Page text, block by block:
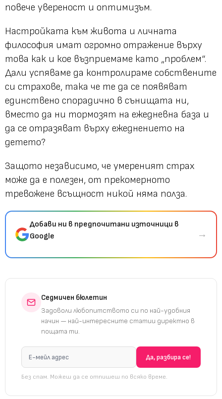
повече увереност и оптимизъм.
Настройката към живота и личната
философия имат огромно отражение върху
това как и кое възприемаме като „проблем“.
Дали успяваме да контролираме собствените
си страхове, така че те да се появяват
единствено спорадично в сънищата ни,
вместо да ни тормозят на ежедневна база и
да се отразяват върху ежеднението на
детето?
Защото независимо, че умереният страх
може да е полезен, от прекомерното
тревожене всъщност никой няма полза.
Добави ни в предпочитани източници в
Google
→
Седмичен бюлетин
Задоволи любопитството си по най-удобния
начин — най-интересните статии директно в
пощата ти.
Без спам. Можеш да се отпишеш по всяко време.